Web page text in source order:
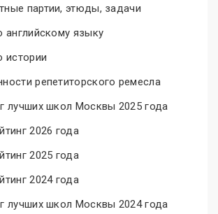
партии, этюды, задачи
английскому языку
истории
репетиторского ремесла
лучших школ Москвы 2025 года
2026 года
2025 года
2024 года
лучших школ Москвы 2024 года